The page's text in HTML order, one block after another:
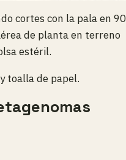
cortes con la pala en 90
de planta en terreno
estéril.
toalla de papel.